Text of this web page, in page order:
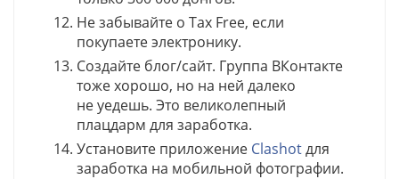
Не забывайте о Tax Free, если
покупаете электронику.
Создайте блог/сайт. Группа ВКонтакте
тоже хорошо, но на ней далеко
не уедешь. Это великолепный
плацдарм для заработка.
Установите приложение Clashotдля
заработка на мобильной фотографии.